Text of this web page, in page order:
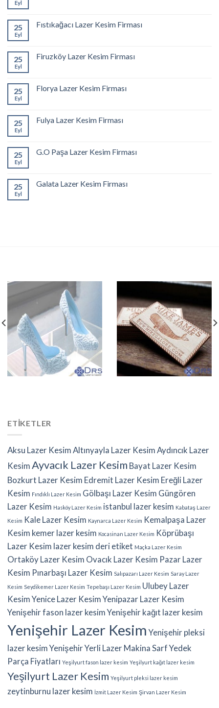
Eyl
25
Eyl
Fıstıkağacı Lazer Kesim Firması
25
Eyl
Firuzköy Lazer Kesim Firması
25
Eyl
Florya Lazer Kesim Firması
25
Eyl
Fulya Lazer Kesim Firması
25
Eyl
G.O Paşa Lazer Kesim Firması
25
Eyl
Galata Lazer Kesim Firması
ETIKETLER
Aksu Lazer KesimAltınyayla Lazer KesimAydıncık Lazer
KesimAyvacık Lazer Kesim Bayat Lazer Kesim
Bozkurt Lazer Kesim Edremit Lazer Kesim Ereğli Lazer
Kesim Fındıklı Lazer Kesim Gölbaşı Lazer Kesim Güngören
Lazer Kesim Hasköy Lazer Kesim istanbul lazer kesim Kabataş Lazer
Kesim Kale Lazer Kesim Kaynarca Lazer Kesim Kemalpaşa Lazer
Kesim kemer lazer kesim Kocasinan Lazer Kesim Köprübaşı
Lazer Kesim lazer kesim deri etiket Maçka Lazer Kesim
Ortaköy Lazer Kesim Ovacık Lazer Kesim Pazar Lazer
Kesim Pınarbaşı Lazer Kesim Salıpazarı Lazer Kesim Saray Lazer
Kesim Seydikemer Lazer Kesim Tepebaşı Lazer Kesim Ulubey Lazer
KesimYenice Lazer KesimYenipazar Lazer Kesim
Yenişehir fason lazer kesimYenişehir kağıt lazer kesim
Yenişehir Lazer Kesim Yenişehir pleksi
lazer kesimYenişehir Yerli Lazer Makina Sarf Yedek
Parça Fiyatları Yeşilyurt fason lazer kesim Yeşilyurt kağıt lazer kesim
Yeşilyurt Lazer Kesim Yeşilyurt pleksi lazer kesim
zeytinburnu lazer kesim İzmit Lazer Kesim Şirvan Lazer Kesim